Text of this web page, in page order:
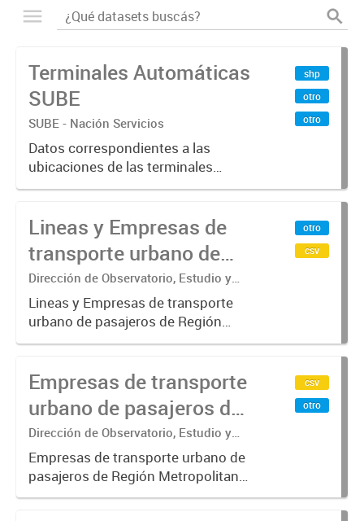
Terminales Automáticas
SUBE
SUBE - Nación Servicios
Datos correspondientes a las
ubicaciones de las terminales
automáticas de auto servicio (TAS)
vigentes al 01/10/2019.-
shp
otro
otro
Lineas y Empresas de
transporte urbano de
pasajeros de Región
Metropolitana de
Buenos Aires - SUBE
Dirección de Observatorio, Estudio y
Sistemas – Ministerio de Transporte
Lineas y Empresas de transporte
urbano de pasajeros de Región
Metropolitana de Buenos Aires
metro y colectivos. Empresas que
operan con SUBE .-
otro
csv
Empresas de transporte
urbano de pasajeros de
Región Metropolitana de
Buenos Aires - SUBE
Dirección de Observatorio, Estudio y
Sistemas – Ministerio de Transporte
Empresas de transporte urbano de
pasajeros de Región Metropolitana
de Buenos Aires incluyendo trenes,
csv
otro